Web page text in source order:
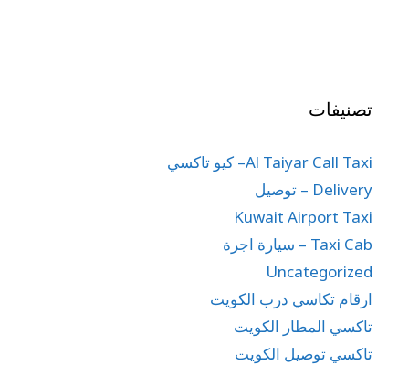
تصنيفات
Al Taiyar Call Taxi– كيو تاكسي
Delivery – توصيل
Kuwait Airport Taxi
Taxi Cab – سيارة اجرة
Uncategorized
ارقام تكاسي درب الكويت
تاكسي المطار الكويت
تاكسي توصيل الكويت